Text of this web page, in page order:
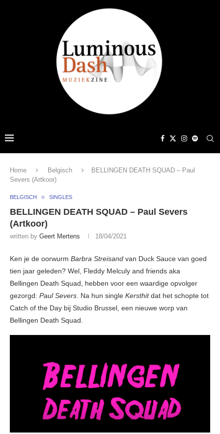
Home Belgisch
BELLINGEN DEATH SQUAD – Paul
Severs (Artkoor)
BELGISCH SINGLES
BELLINGEN DEATH SQUAD – Paul Severs
(Artkoor)
written by Geert Mertens 18/04/2021
Ken je de oorwurm Barbra Streisand van Duck Sauce van goed
tien jaar geleden? Wel, Fleddy Melculy and friends aka
Bellingen Death Squad, hebben voor een waardige opvolger
gezorgd: Paul Severs. Na hun single Kersthitdat het schopte tot
Catch of the Day bij Studio Brussel, een nieuwe worp van
Bellingen Death Squad.